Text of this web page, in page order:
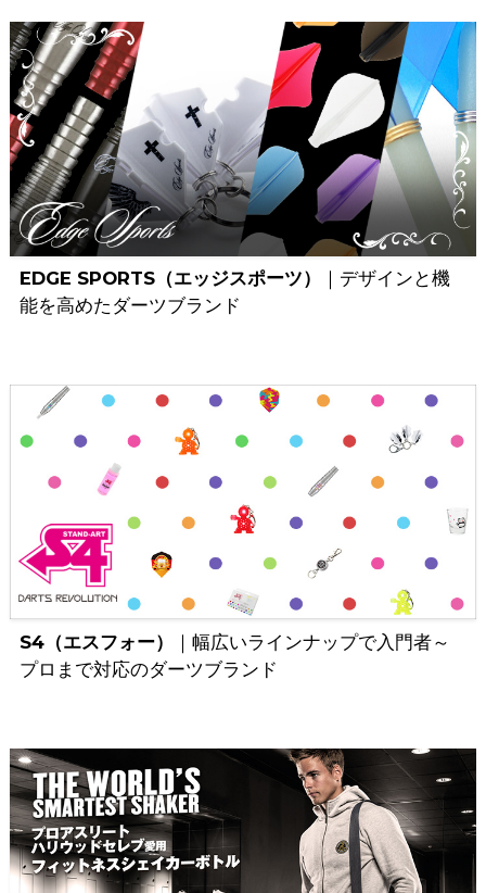
EDGE SPORTS（エッジスポーツ）
｜デザインと機
能を高めたダーツブランド
S4（エスフォー）
｜幅広いラインナップで入門者～
プロまで対応のダーツブランド